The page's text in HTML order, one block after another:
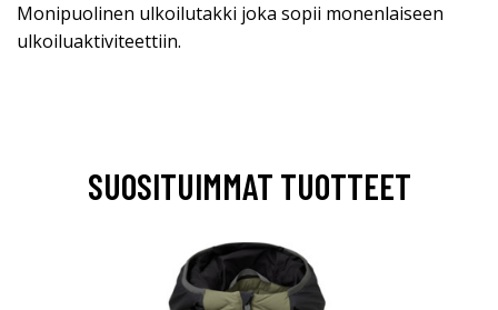
Monipuolinen ulkoilutakki joka sopii monenlaiseen
ulkoiluaktiviteettiin.
SUOSITUIMMAT TUOTTEET